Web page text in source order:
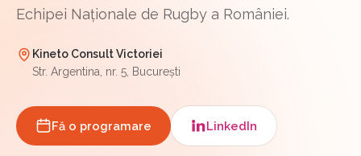
Echipei Naționale de Rugby a României.
Kineto Consult Victoriei
Str. Argentina, nr. 5, București
Fă o programare LinkedIn